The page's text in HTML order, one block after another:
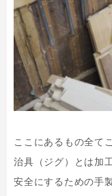
ここにあるもの全て
治具（ジグ）とは加
安全にするための手